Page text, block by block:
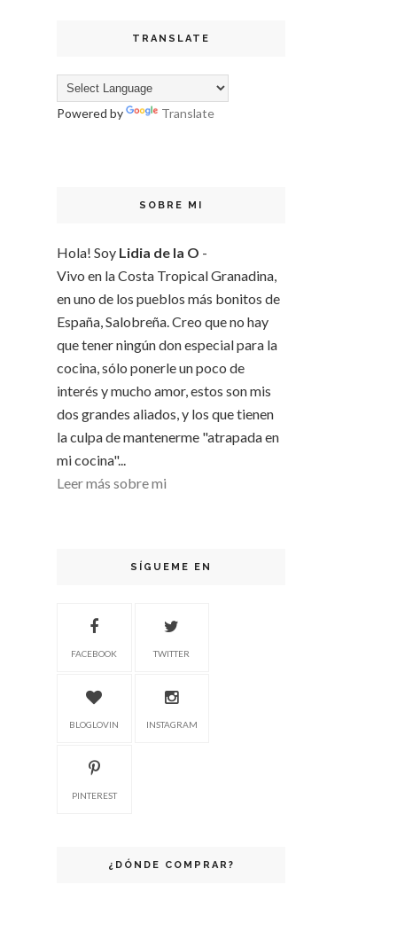
TRANSLATE
Powered by Translate
SOBRE MI
Hola! Soy Lidia de la O -
Vivo en la Costa Tropical Granadina,
en uno de los pueblos más bonitos de
España, Salobreña. Creo que no hay
que tener ningún don especial para la
cocina, sólo ponerle un poco de
interés y mucho amor, estos son mis
dos grandes aliados, y los que tienen
la culpa de mantenerme "atrapada en
mi cocina"...
Leer más sobre mi
SÍGUEME EN
FACEBOOK TWITTER
BLOGLOVIN INSTAGRAM
PINTEREST
¿DÓNDE COMPRAR?